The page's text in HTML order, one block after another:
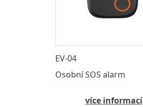
EV-04
Osobní SOS alarm
více informací